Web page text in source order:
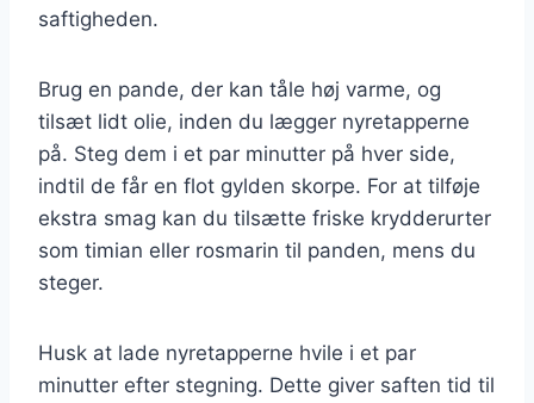
saftigheden.
Brug en pande, der kan tåle høj varme, og
tilsæt lidt olie, inden du lægger nyretapperne
på. Steg dem i et par minutter på hver side,
indtil de får en flot gylden skorpe. For at tilføje
ekstra smag kan du tilsætte friske krydderurter
som timian eller rosmarin til panden, mens du
steger.
Husk at lade nyretapperne hvile i et par
minutter efter stegning. Dette giver saften tid til